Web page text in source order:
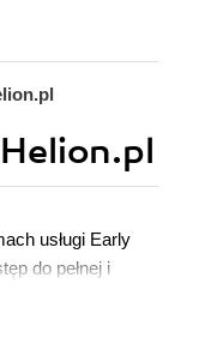
usługi Early
do pełnej i
oficjalną,